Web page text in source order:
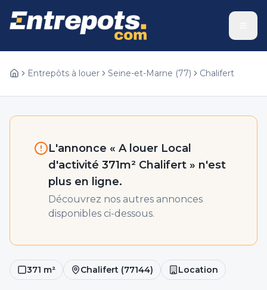
Entrepôts à louer Seine-et-Marne (77) Chalifert
L'annonce « A louer Local
d'activité 371m² Chalifert » n'est
plus en ligne.
Découvrez nos autres annonces
disponibles ci-dessous.
371 m² Chalifert (77144) Location